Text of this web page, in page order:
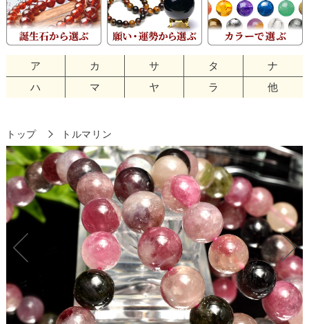
ア カ サ タ
ナ
ハ
マ ヤ ラ 他
トップ トルマリン